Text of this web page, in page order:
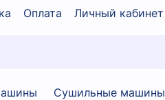
Оплата Личный кабинет
Сушильные машины